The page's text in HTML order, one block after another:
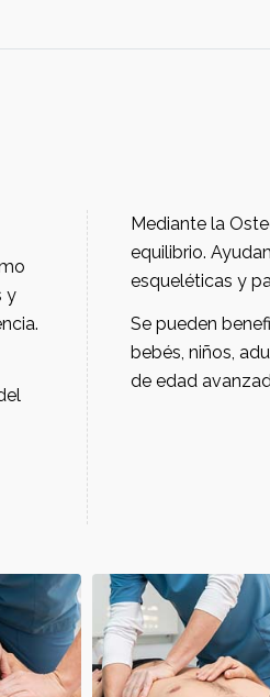
la dolencia.
Mediante la Osteopatía el cuerpo recupera su
equilibrio. Ayudamos a aliviar, corregir
esqueléticas y
Se pueden beneficiar de la osteopatía personas
bebés, niños, adultos, deportistas,
de edad